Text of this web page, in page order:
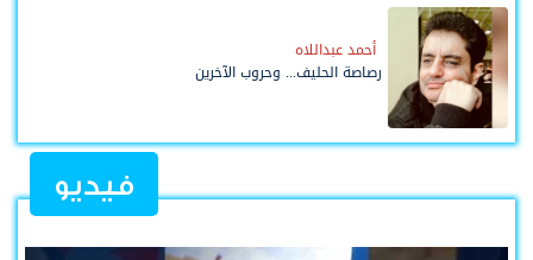
أحمد عبداللاه
رصاصة الحليف... وحروب الآخرين
فيديو